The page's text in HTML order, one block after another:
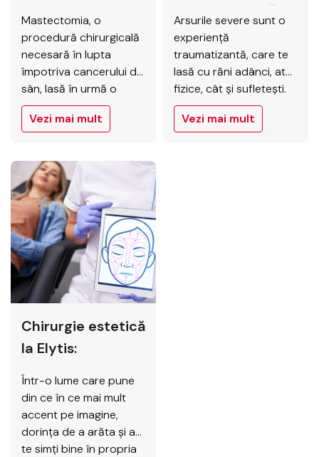
Elytis Hospital
Mastectomia, o
procedură chirurgicală
necesară în lupta
împotriva cancerului de
sân, lasă în urmă o
amprentă fizică și
emoțională profundă.
pierderea unui simbol al
feminității, cu o imagine
de sine afectată și cu
dificultăți în acceptarea
propriului corp. La Elytis
Hospital, reconstrucția
sânului după
mastectomie devine o…
Vezi mai mult
reconstructivă
poate schimba
vieți
Arsurile severe sunt o
experiență
traumatizantă, care te
lasă cu răni adânci, atât
fizice, cât și sufletești.
Dincolo de durerea
imediată, victimele se
Vezi mai mult
Chirurgie estetică
la Elytis:
investește în tine
Într-o lume care pune
din ce în ce mai mult
accent pe imagine,
dorința de a arăta și a
te simți bine în propria